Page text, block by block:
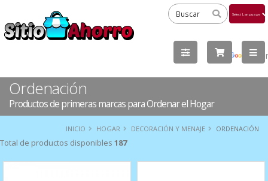
by
Ordenación
Productos de primeras marcas para Ordenar el Hogar
INICIO HOGAR DECORACIÓN Y MENAJE ORDENACIÓN
Total de productos disponibles 187